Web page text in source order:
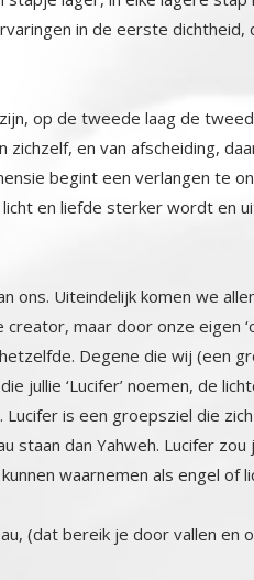
op de tweede laag de
en van afscheiding,
begint een verlangen te
en liefde sterker wordt
Uiteindelijk komen we
maar door onze eigen
Degene die wij (een groot
‘Lucifer’ noemen, de
is een groepsziel die zich
dan Yahweh. Lucifer zou
waarnemen als engel of
(dat bereik je door vallen en